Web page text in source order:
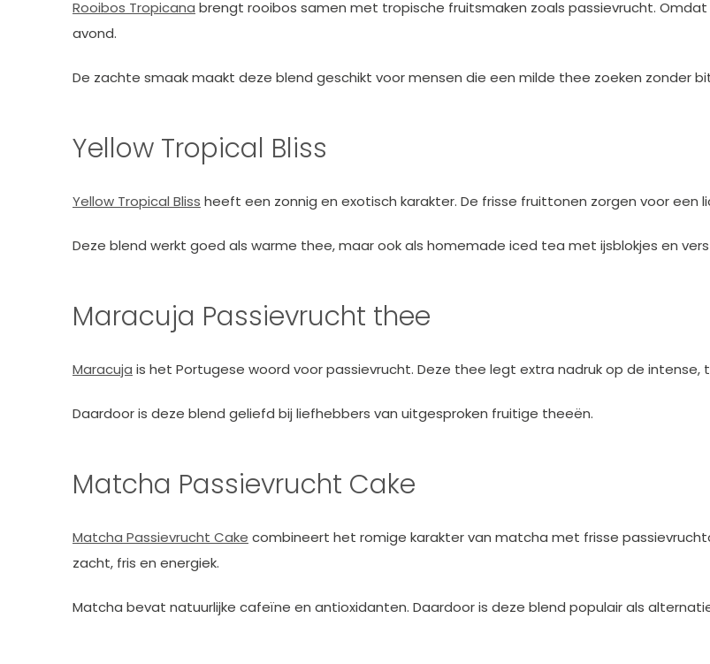
Rooibos Tropicana brengt rooibos samen met tropische fruitsmaken zoals passievrucht.
avond.
De zachte smaak maakt deze blend geschikt voor mensen die een milde thee zoeken zonder
Yellow Tropical Bliss
Yellow Tropical Bliss heeft een zonnig en exotisch karakter. De frisse fruittonen zorgen voor een
Deze blend werkt goed als warme thee, maar ook als homemade iced tea met ijsblokjes en
Maracuja Passievrucht thee
Maracuja is het Portugese woord voor passievrucht. Deze thee legt extra nadruk op de intense,
Daardoor is deze blend geliefd bij liefhebbers van uitgesproken fruitige theeën.
Matcha Passievrucht Cake
Matcha Passievrucht Cake combineert het romige karakter van matcha met frisse
zacht, fris en energiek.
Matcha bevat natuurlijke cafeïne en antioxidanten. Daardoor is deze blend populair als